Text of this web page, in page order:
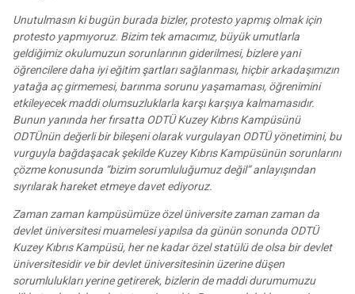
Unutulmasın ki bugün burada bizler, protesto yapmış olmak için
protesto yapmıyoruz. Bizim tek amacımız, büyük umutlarla
geldiğimiz okulumuzun sorunlarının giderilmesi, bizlere yani
öğrencilere daha iyi eğitim şartları sağlanması, hiçbir arkadaşımızın
yatağa aç girmemesi, barınma sorunu yaşamaması, öğrenimini
etkileyecek maddi olumsuzluklarla karşı karşıya kalmamasıdır.
Bunun yanında her fırsatta ODTÜ Kuzey Kıbrıs Kampüsünü
ODTÜnün değerli bir bileşeni olarak vurgulayan ODTÜ yönetimini, bu
vurguyla bağdaşacak şekilde Kuzey Kıbrıs Kampüsünün sorunlarını
çözme konusunda “bizim sorumluluğumuz değil” anlayışından
sıyrılarak hareket etmeye davet ediyoruz.
Zaman zaman kampüsümüze özel üniversite zaman zaman da
devlet üniversitesi muamelesi yapılsa da günün sonunda ODTÜ
Kuzey Kıbrıs Kampüsü, her ne kadar özel statülü de olsa bir devlet
üniversitesidir ve bir devlet üniversitesinin üzerine düşen
sorumlulukları yerine getirerek, bizlerin de maddi durumumuzu